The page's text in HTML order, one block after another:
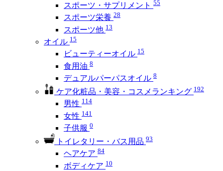
スポーツ・サプリメント 55
スポーツ栄養 28
スポーツ他 13
オイル 15
ビューティーオイル 15
食用油 8
デュアルパーパスオイル 8
ケア化粧品・美容・コスメランキング 192
男性 114
女性 141
子供服 0
トイレタリー・バス用品 93
ヘアケア 84
ボディケア 10